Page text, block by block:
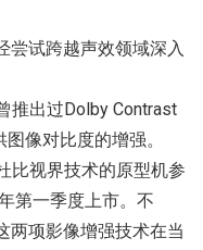
尝试跨越声效领域深入
推出过Dolby Contrast
像对比度的增强。
比视界技术的原型机参
第一季度上市。不
两项影像增强技术在当